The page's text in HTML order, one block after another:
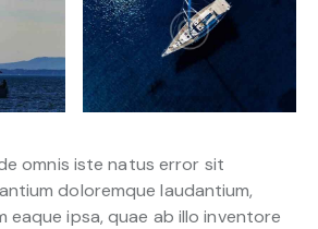
omnis iste natus error sit
doloremque laudantium,
eaque ipsa, quae ab illo inventore